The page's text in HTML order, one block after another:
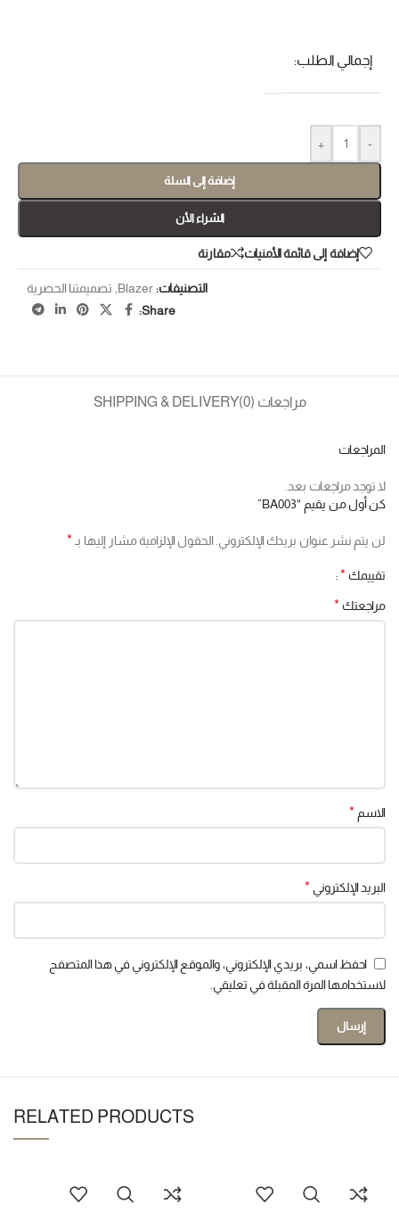
إجمالي الطلب:
-
+
إضافة إلى السلة
الشراء الأن
إضافة إلى قائمة الأمنيات مقارنة
التصنيفات:Blazer
, تصميمتنا الحصرية
Share:
مراجعات (0) SHIPPING & DELIVERY
المراجعات
لا توجد مراجعات بعد.
كن أول من يقيم “BA003”
لن يتم نشر عنوان بريدك الإلكتروني. الحقول الإلزامية مشار إليها بـ*
تقييمك *
مراجعتك *
الاسم *
البريد الإلكتروني *
احفظ اسمي، بريدي الإلكتروني، والموقع الإلكتروني في هذا المتصفح
لاستخدامها المرة المقبلة في تعليقي.
RELATED PRODUCTS